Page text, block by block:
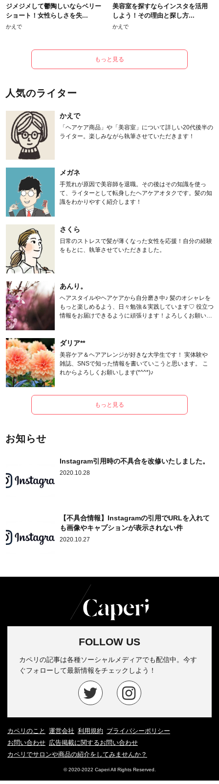
ジメジメして鬱陶しいならベリー
ショート！女性らしさを失...
かえで
美容室を探すならインスタを活用
しよう！その理由と探し方...
かえで
もっと見る
人気のライター
かえで
「ヘアケア商品」や「美容室」について詳しい20代後半の
ライター。楽しみながら執筆させていただきます！
メガネ
手荒れが原因で美容師を退職。その後はその知識を使っ
て、ライターとして転身したヘアケアオタクです。髪の知
識をわかりやすく紹介します！
さくら
日常のストレスで髪が薄くなった女性を応援！自分の経験
をもとに、執筆させていただきました。
あんり。
ヘアスタイルやヘアケアから自分磨き中♪ 髪のオシャレを
もっと楽しめるよう、日々勉強＆実践しています♡ 役立つ
情報をお届けできるように頑張ります！よろしくお願いし
ダリア**
美容ケア＆ヘアアレンジが好きな大学生です！ 実体験や
雑誌、SNSで知った情報を書いていこうと思います。 こ
れからよろしくお願いします(*^^*)♪
もっと見る
お知らせ
Instagram引用時の不具合を改修いたしました。
2020.10.28
【不具合情報】Instagramの引用でURLを入れて
も画像やキャプションが表示されない件
2020.10.27
FOLLOW US
カペリの記事は各種ソーシャルメディアでも配信中。今す
ぐフォローして最新情報をチェックしよう！
カペリのこと 運営会社 利用規約 プライバシーポリシー
お問い合わせ 広告掲載に関するお問い合わせ
カペリでサロンや商品の紹介をしてみませんか？
© 2020-2022 Caperi All Rights Reserved.